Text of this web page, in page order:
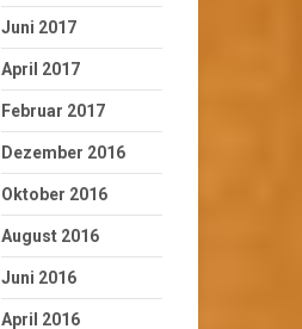
Juni 2017
April 2017
Februar 2017
Dezember 2016
Oktober 2016
August 2016
Juni 2016
April 2016